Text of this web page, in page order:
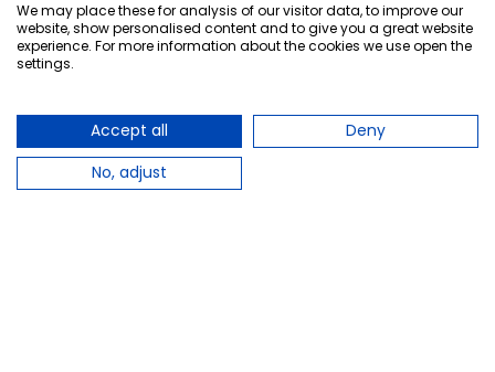
We may place these for analysis of our visitor data, to improve our
website, show personalised content and to give you a great website
experience. For more information about the cookies we use open the
settings.
Accept all
Deny
No, adjust